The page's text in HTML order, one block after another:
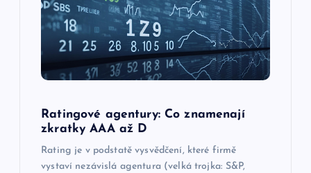
Ratingové agentury: Co znamenají
zkratky AAA až D
Rating je v podstatě vysvědčení, které firmě
vystaví nezávislá agentura (velká trojka: S&P,